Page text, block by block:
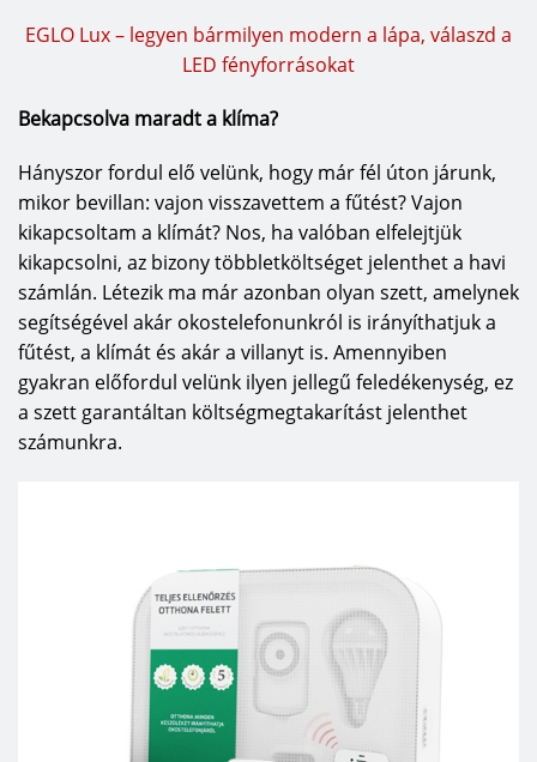
EGLO Lux – legyen bármilyen modern a lápa, válaszd a
LED fényforrásokat
Bekapcsolva maradt a klíma?
Hányszor fordul elő velünk, hogy már fél úton járunk,
mikor bevillan: vajon visszavettem a fűtést? Vajon
kikapcsoltam a klímát? Nos, ha valóban elfelejtjük
kikapcsolni, az bizony többletköltséget jelenthet a havi
számlán. Létezik ma már azonban olyan szett, amelynek
segítségével akár okostelefonunkról is irányíthatjuk a
fűtést, a klímát és akár a villanyt is. Amennyiben
gyakran előfordul velünk ilyen jellegű feledékenység, ez
a szett garantáltan költségmegtakarítást jelenthet
számunkra.